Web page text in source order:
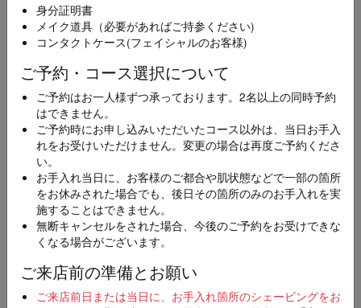
身分証明書
メイク道具（必要があればご持参ください)
コンタクトケース(フェイシャルのお客様)
ご予約・コース選択について
ご予約はお一人様ずつ承っております。2名以上の同時予約
はできません。
ご予約時にお申し込みいただいたコース以外は、当日お手入
れをお受けいただけません。変更の場合は再度ご予約くださ
い。
お手入れ当日に、お客様のご都合や肌状態などで一部の箇所
をお休みされた場合でも、後日その箇所のみのお手入れを実
施することはできません。
無断キャンセルをされた場合、今後のご予約をお受けできな
くなる場合がございます。
ご来店前の準備とお願い
ご来店前日または当日に、お手入れ箇所のシェービングをお
場合は迷惑メールフォルダを確認してください。
必須 メニュー
[100円CP]全身スキンケア美容脱毛コース(顔･襟足
付き)
必須 エリア
必須 店舗